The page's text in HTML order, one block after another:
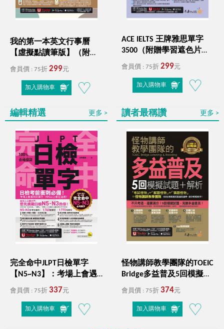
我的第一本英文行事曆
【虛擬點讀筆版】（附
「Youtor App」內含VRP虛
擬點讀筆）
會員價 : 75折 299元
加入購物車
ACE IELTS 王牌雅思單字
3500（附贈學習遮色片＋
單字複習表下載＋
「Youtor App」內含VRP虛
擬點讀筆）
會員價 : 75折 299元
加入購物車
編輯精選 更多
完全命中JLPT日檢單字
【N5~N3】：考場上會遇
到的單字，90%以上都在
App」內含VRP虛擬點讀筆
+六回線上測驗）
會員價 : 75折 337元
加入購物車
讀者最稱讚 更多
怪物講師教學團隊的TOEIC
Bridge多益普及5回模擬試
題+解析（2書＋「Youtor
＋防水書套）
會員價 : 75折 374元
加入購物車